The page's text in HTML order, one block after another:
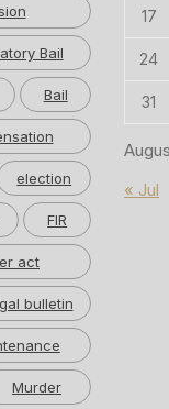
Bail
Bail
election
FIR
act
bulletin
Murder
17
24
31
« Jul